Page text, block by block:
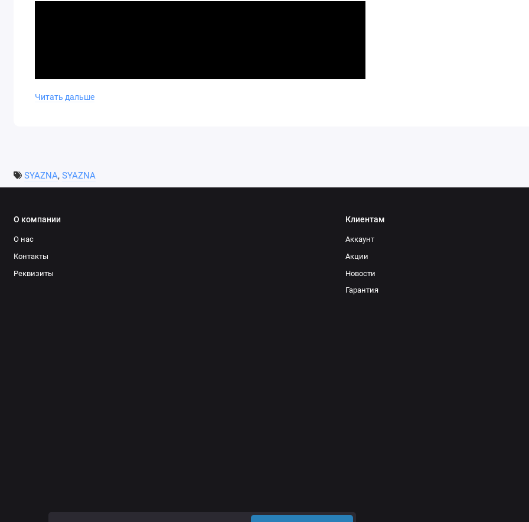
Читать дальше
SYAZNA,SYAZNA
О компании
О нас
Контакты
Реквизиты
Клиентам
Аккаунт
Акции
Новости
Гарантия